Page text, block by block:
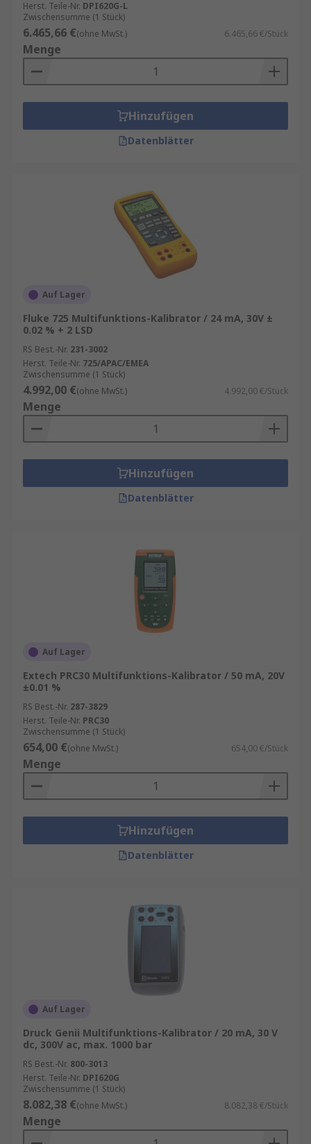
Herst. Teile-Nr. DPI620G-L
Zwischensumme (1 Stück)
6.465,66 €(ohne MwSt.) 6.465,66 €/Stück
Menge
Hinzufügen
Datenblätter
Auf Lager
Fluke 725 Multifunktions-Kalibrator / 24 mA, 30V ±
0.02 % + 2 LSD
RS Best.-Nr. 231-3002
Herst. Teile-Nr. 725/APAC/EMEA
Zwischensumme (1 Stück)
4.992,00 €(ohne MwSt.) 4.992,00 €/Stück
Menge
Hinzufügen
Datenblätter
Auf Lager
Extech PRC30 Multifunktions-Kalibrator / 50 mA, 20V
±0.01 %
RS Best.-Nr. 287-3829
Herst. Teile-Nr. PRC30
Zwischensumme (1 Stück)
654,00 €(ohne MwSt.) 654,00 €/Stück
Menge
Hinzufügen
Datenblätter
Auf Lager
Druck Genii Multifunktions-Kalibrator / 20 mA, 30 V
dc, 300V ac, max. 1000 bar
RS Best.-Nr. 800-3013
Herst. Teile-Nr. DPI620G
Zwischensumme (1 Stück)
8.082,38 €(ohne MwSt.) 8.082,38 €/Stück
Menge